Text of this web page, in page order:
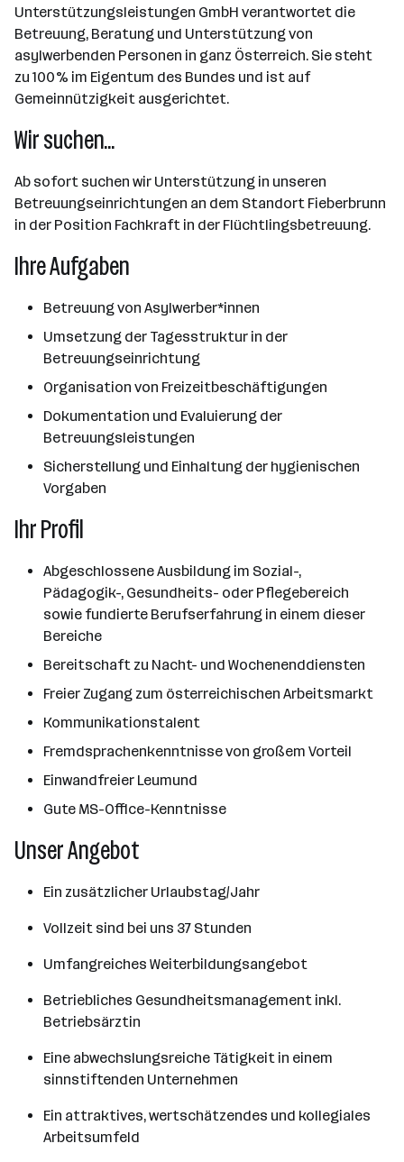
Unterstützungsleistungen GmbH verantwortet die
Betreuung, Beratung und Unterstützung von
asylwerbenden Personen in ganz Österreich. Sie steht
zu 100% im Eigentum des Bundes und ist auf
Gemeinnützigkeit ausgerichtet.
Wir suchen...
Ab sofort suchen wir Unterstützung in unseren
Betreuungseinrichtungen an dem Standort Fieberbrunn
in der Position Fachkraft in der Flüchtlingsbetreuung.
Ihre Aufgaben
Betreuung von Asylwerber*innen
Umsetzung der Tagesstruktur in der
Betreuungseinrichtung
Organisation von Freizeitbeschäftigungen
Dokumentation und Evaluierung der
Betreuungsleistungen
Sicherstellung und Einhaltung der hygienischen
Vorgaben
Ihr Profil
Abgeschlossene Ausbildung im Sozial-,
Pädagogik-, Gesundheits- oder Pflegebereich
sowie fundierte Berufserfahrung in einem dieser
Bereiche
Bereitschaft zu Nacht- und Wochenenddiensten
Freier Zugang zum österreichischen Arbeitsmarkt
Kommunikationstalent
Fremdsprachenkenntnisse von großem Vorteil
Einwandfreier Leumund
Gute MS-Office-Kenntnisse
Unser Angebot
Ein zusätzlicher Urlaubstag/Jahr
Vollzeit sind bei uns 37 Stunden
Umfangreiches Weiterbildungsangebot
Betriebliches Gesundheitsmanagement inkl.
Betriebsärztin
Eine abwechslungsreiche Tätigkeit in einem
sinnstiftenden Unternehmen
Ein attraktives, wertschätzendes und kollegiales
Arbeitsumfeld